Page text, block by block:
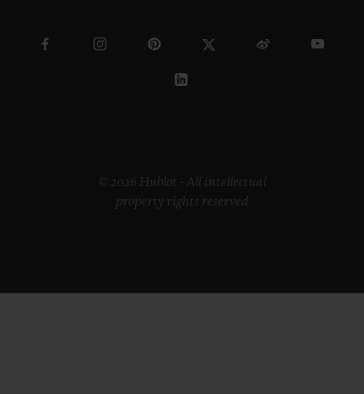
© 2026 Hublot - All intellectual
property rights reserved